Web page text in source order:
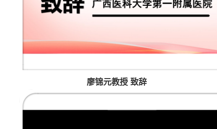
廖锦元教授 致辞